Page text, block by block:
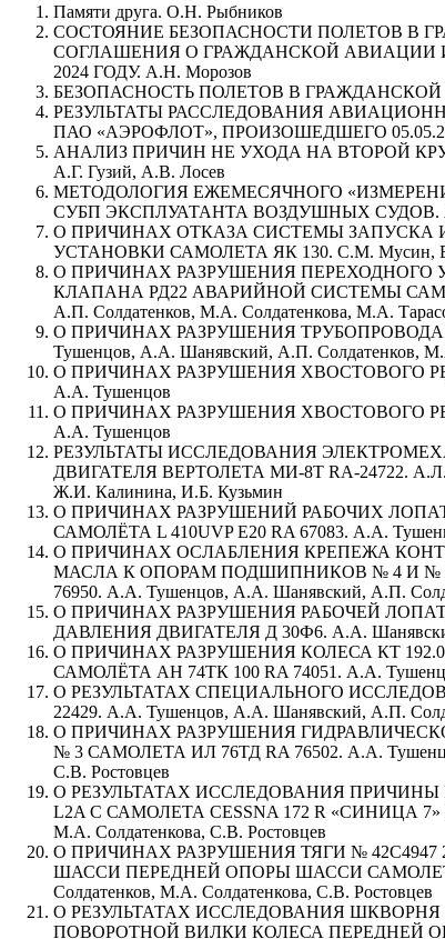
Памяти друга. О.Н. Рыбников
СОСТОЯНИЕ БЕЗОПАСНОСТИ ПОЛЕТОВ В
СОГЛАШЕНИЯ О ГРАЖДАНСКОЙ АВИАЦИИ
2024 ГОДУ. А.Н. Морозов
БЕЗОПАСНОСТЬ ПОЛЕТОВ В
РЕЗУЛЬТАТЫ РАССЛЕДОВАНИЯ
ПАО «АЭРОФЛОТ», ПРОИЗОШЕДШЕГО
АНАЛИЗ ПРИЧИН НЕ УХОДА НА ВТОРОЙ
А.Г. Гузий, А.В. Лосев
МЕТОДОЛОГИЯ ЕЖЕМЕСЯЧНОГО
СУБП ЭКСПЛУАТАНТА ВОЗДУШНЫХ СУДОВ.
О ПРИЧИНАХ ОТКАЗА СИСТЕМЫ ЗАПУСКА
УСТАНОВКИ САМОЛЕТА ЯК 130. С.М. Мусин,
О ПРИЧИНАХ РАЗРУШЕНИЯ ПЕРЕХОДНОГО
КЛАПАНА РД22 АВАРИЙНОЙ СИСТЕМЫ
А.П. Солдатенков, М.А. Солдатенкова, М.А.
О ПРИЧИНАХ РАЗРУШЕНИЯ ТРУБОПРОВОДА P/
Тушенцов, А.А. Шанявский, А.П. Солдатенков,
О ПРИЧИНАХ РАЗРУШЕНИЯ ХВОСТОВОГО
А.А. Тушенцов
О ПРИЧИНАХ РАЗРУШЕНИЯ ХВОСТОВОГО
А.А. Тушенцов
РЕЗУЛЬТАТЫ ИССЛЕДОВАНИЯ
ДВИГАТЕЛЯ ВЕРТОЛЕТА МИ-8Т RA-24722. А.Л.
Ж.И. Калинина, И.Б. Кузьмин
О ПРИЧИНАХ РАЗРУШЕНИЙ РАБОЧИХ
САМОЛЁТА L 410UVP E20 RA 67083. А.А.
О ПРИЧИНАХ ОСЛАБЛЕНИЯ КРЕПЕЖА
МАСЛА К ОПОРАМ ПОДШИПНИКОВ № 4 И № 5
76950. А.А. Тушенцов, А.А. Шанявский, А.П.
О ПРИЧИНАХ РАЗРУШЕНИЯ РАБОЧЕЙ
ДАВЛЕНИЯ ДВИГАТЕЛЯ Д 30Ф6. А.А.
О ПРИЧИНАХ РАЗРУШЕНИЯ КОЛЕСА КТ
САМОЛЁТА АН 74ТК 100 RA 74051. А.А.
О РЕЗУЛЬТАТАХ СПЕЦИАЛЬНОГО
22429. А.А. Тушенцов, А.А. Шанявский, А.П.
О ПРИЧИНАХ РАЗРУШЕНИЯ
№ 3 САМОЛЕТА ИЛ 76ТД RA 76502. А.А.
С.В. Ростовцев
О РЕЗУЛЬТАТАХ ИССЛЕДОВАНИЯ
L2A С САМОЛЕТА CESSNA 172 R «СИНИЦА 7»
М.А. Солдатенкова, С.В. Ростовцев
О ПРИЧИНАХ РАЗРУШЕНИЯ ТЯГИ №
ШАССИ ПЕРЕДНЕЙ ОПОРЫ ШАССИ САМОЛЕТА
Солдатенков, М.А. Солдатенкова, С.В. Ростовцев
О РЕЗУЛЬТАТАХ ИССЛЕДОВАНИЯ
ПОВОРОТНОЙ ВИЛКИ КОЛЕСА ПЕРЕДНЕЙ